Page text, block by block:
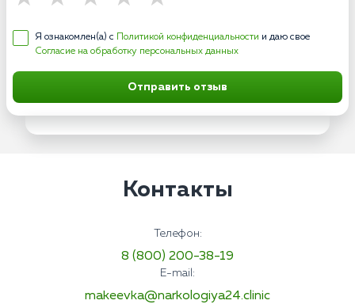
Я ознакомлен(а) с Политикой конфиденциальности и даю свое
Согласие на обработку персональных данных
Отправить отзыв
Контакты
Телефон:
8 (800) 200-38-19
E-mail:
makeevka@narkologiya24.clinic